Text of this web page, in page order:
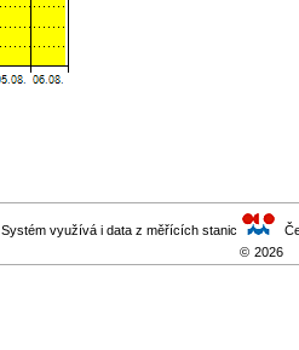
Systém využívá i data z měřících stanic
© 2026